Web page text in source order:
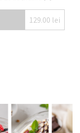
129.00 lei